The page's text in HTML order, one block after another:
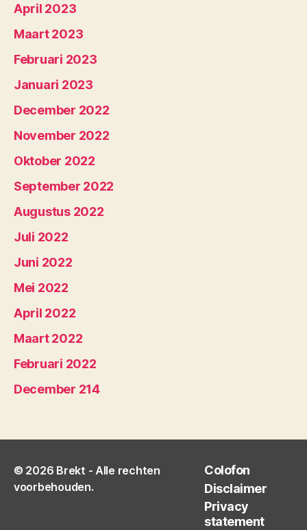
April 2023
Maart 2023
Februari 2023
Januari 2023
December 2022
November 2022
Oktober 2022
September 2022
Augustus 2022
Juli 2022
Juni 2022
Mei 2022
April 2022
Maart 2022
Februari 2022
December 214
© 2026 Brekt - Alle rechten
voorbehouden.
Colofon
Disclaimer
Privacy
statement